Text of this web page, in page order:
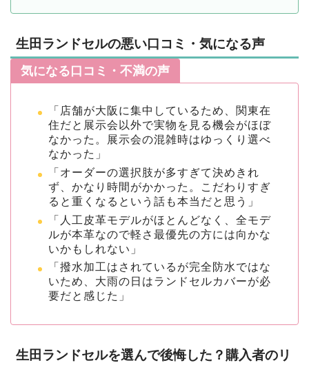
生田ランドセルの悪い口コミ・気になる声
気になる口コミ・不満の声
「店舗が大阪に集中しているため、関東在
住だと展示会以外で実物を見る機会がほぼ
なかった。展示会の混雑時はゆっくり選べ
なかった」
「オーダーの選択肢が多すぎて決めきれ
ず、かなり時間がかかった。こだわりすぎ
ると重くなるという話も本当だと思う」
「人工皮革モデルがほとんどなく、全モデ
ルが本革なので軽さ最優先の方には向かな
いかもしれない」
「撥水加工はされているが完全防水ではな
いため、大雨の日はランドセルカバーが必
要だと感じた」
生田ランドセルを選んで後悔した？購入者のリ